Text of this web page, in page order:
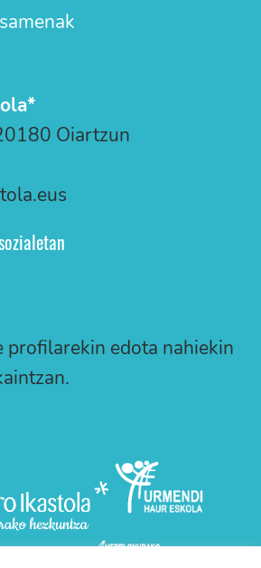
Oiartzun
profilarekin edota nahiekin